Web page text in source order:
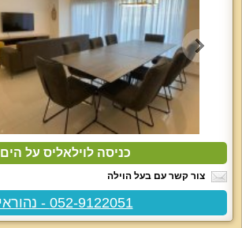
כניסה לוילאליס על הים
צור קשר עם בעל הוילה
052-9122051 - נהוראי